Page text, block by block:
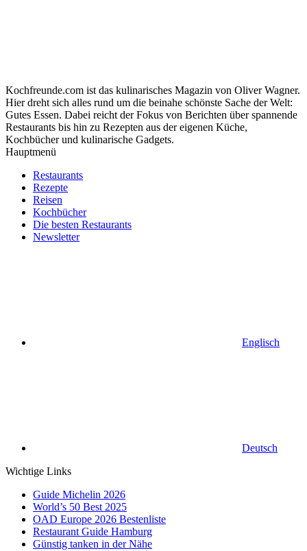
Kochfreunde.com ist das kulinarisches Magazin von Oliver Wagner.
Hier dreht sich alles rund um die beinahe schönste Sache der Welt:
Gutes Essen. Dabei reicht der Fokus von Berichten über spannende
Restaurants bis hin zu Rezepten aus der eigenen Küche,
Kochbücher und kulinarische Gadgets.
Hauptmenü
Restaurants
Rezepte
Reisen
Kochbücher
Die besten Restaurants
Newsletter
Englisch
Deutsch
Wichtige Links
Guide Michelin 2026
World’s 50 Best 2025
OAD Europe 2026 Bestenliste
Restaurant Guide Hamburg
Günstig tanken in der Nähe